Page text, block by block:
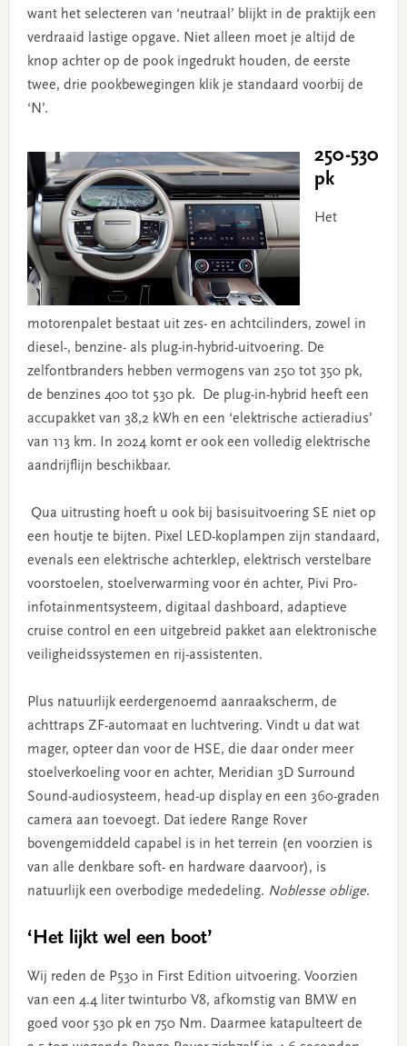
want het selecteren van ‘neutraal’ blijkt in de praktijk een
verdraaid lastige opgave. Niet alleen moet je altijd de
knop achter op de pook ingedrukt houden, de eerste
twee, drie pookbewegingen klik je standaard voorbij de
‘N’.
250-530
pk
Het
motorenpalet bestaat uit zes- en achtcilinders, zowel in
diesel-, benzine- als plug-in-hybrid-uitvoering. De
zelfontbranders hebben vermogens van 250 tot 350 pk,
de benzines 400 tot 530 pk. De plug-in-hybrid heeft een
accupakket van 38,2 kWh en een ‘elektrische actieradius’
van 113 km. In 2024 komt er ook een volledig elektrische
aandrijflijn beschikbaar.
Qua uitrusting hoeft u ook bij basisuitvoering SE niet op
een houtje te bijten. Pixel LED-koplampen zijn standaard,
evenals een elektrische achterklep, elektrisch verstelbare
voorstoelen, stoelverwarming voor én achter, Pivi Pro-
infotainmentsysteem, digitaal dashboard, adaptieve
cruise control en een uitgebreid pakket aan elektronische
veiligheidssystemen en rij-assistenten.
Plus natuurlijk eerdergenoemd aanraakscherm, de
achttraps ZF-automaat en luchtvering. Vindt u dat wat
mager, opteer dan voor de HSE, die daar onder meer
stoelverkoeling voor en achter, Meridian 3D Surround
Sound-audiosysteem, head-up display en een 360-graden
camera aan toevoegt. Dat iedere Range Rover
bovengemiddeld capabel is in het terrein (en voorzien is
van alle denkbare soft- en hardware daarvoor), is
natuurlijk een overbodige mededeling. Noblesse oblige.
‘Het lijkt wel een boot’
Wij reden de P530 in First Edition uitvoering. Voorzien
van een 4.4 liter twinturbo V8, afkomstig van BMW en
goed voor 530 pk en 750 Nm. Daarmee katapulteert de